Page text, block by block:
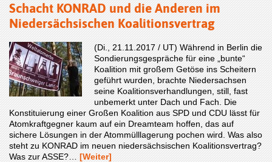
Schacht KONRAD und die Anderen im
Niedersächsischen Koalitionsvertrag
(Di., 21.11.2017 / UT) Während in Berlin die
Sondierungsgespräche für eine „bunte“
Koalition mit großem Getöse ins Scheitern
geführt wurden, brachte Niedersachsen
seine Koalitionsverhandlungen, still, fast
unbemerkt unter Dach und Fach. Die
Konstituierung einer Großen Koalition aus SPD und CDU lässt für
Atomkraftgegner kaum auf ein Dreamteam hoffen, das auf
sichere Lösungen in der Atommülllagerung pochen wird. Was also
steht zu KONRAD im neuen niedersächsischen Koalitionsvertrag?
Was zur ASSE?… [Weiter]